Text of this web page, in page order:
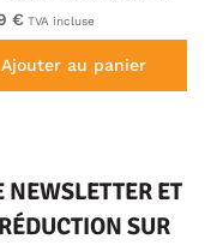
€ TVA incluse
Ajouter au panier
ET
SUR